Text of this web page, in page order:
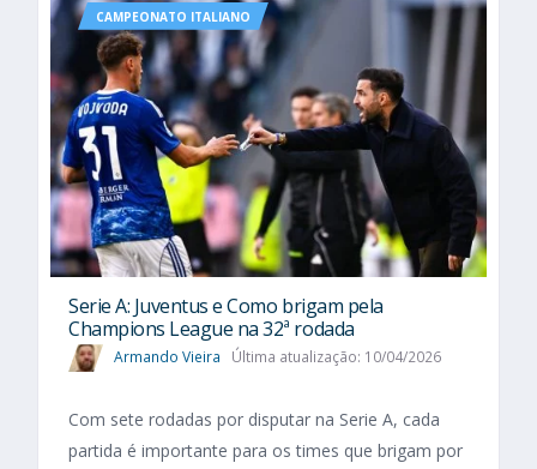
CAMPEONATO ITALIANO
Serie A: Juventus e Como brigam pela
Champions League na 32ª rodada
Armando Vieira Última atualização: 10/04/2026
Com sete rodadas por disputar na Serie A, cada
partida é importante para os times que brigam por